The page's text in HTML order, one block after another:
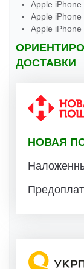
Apple iPhone
Apple iPhone
Apple iPhone
ДОСТАВКИ
НОВАЯ